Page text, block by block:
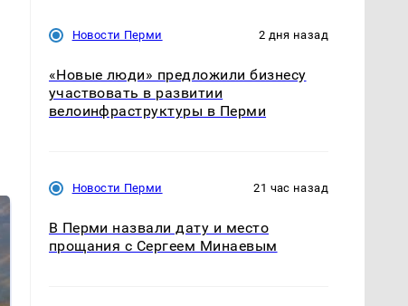
Новости Перми 2 дня назад
«Новые люди» предложили бизнесу
участвовать в развитии
велоинфраструктуры в Перми
Новости Перми 21 час назад
В Перми назвали дату и место
прощания с Сергеем Минаевым